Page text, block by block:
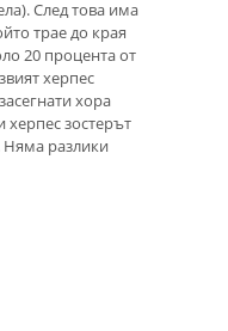
След това има
трае до края
20 процента от
херпес
хора
херпес зостерът
Няма разлики